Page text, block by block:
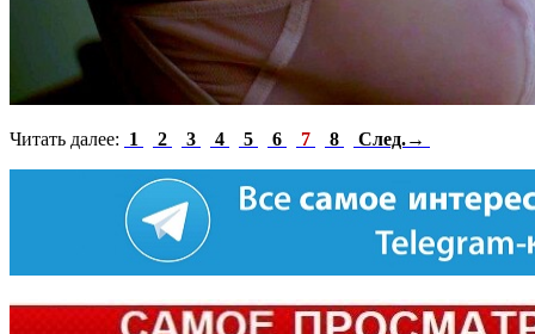
Читать далее: 1 2 3 4 5 6 7 8 След.→